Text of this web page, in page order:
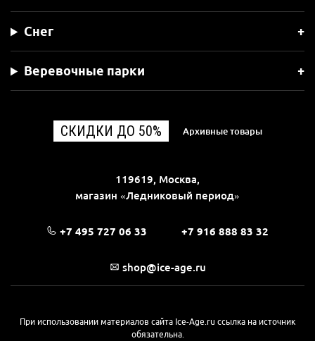
Снег
Веревочные парки
СКИДКИ ДО 50% Архивные товары
119619, Москва,
магазин «Ледниковый период»
+7 495 727 06 33 +7 916 888 83 32
shop@ice-age.ru
При использовании материалов сайта Ice-Age.ru ссылка на источник
обязательна.